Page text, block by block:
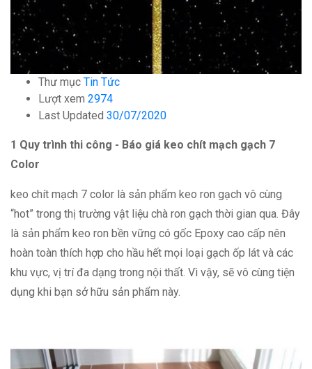
Thư mục Tin Tức
Lượt xem 2974
Last Updated 30/07/2020
1 Quy trình thi công - Báo giá keo chít mạch gạch 7
Color
keo chít mạch 7 color là sản phẩm keo ron gạch vô cùng
“hot” trong thị trường vật liệu chà ron gạch thời gian qua. Đây
là sản phẩm keo ron bền vững có gốc Epoxy cao cấp nên
hoàn toàn thích hợp cho hầu hết mọi loại gạch ốp lát và các
khu vực, vị trí đa dạng trong nội thất. Vì vậy, sẽ vô cùng tiện
dụng khi bạn sở hữu sản phẩm này.